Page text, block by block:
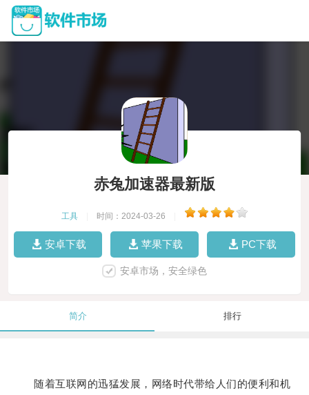
赤兔加速器最新版
工具 时间：2024-03-26
安卓下载 苹果下载 PC下载
安卓市场，安全绿色
简介 排行
随着互联网的迅猛发展，网络时代带给人们的便利和机